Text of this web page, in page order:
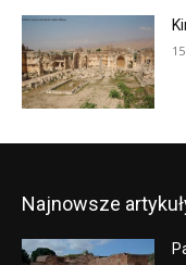
Najnowsze